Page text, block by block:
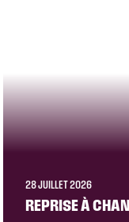
28 JUILLET 2026
REPRISE À